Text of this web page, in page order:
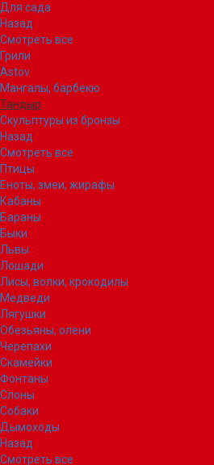
Для сада
Назад
Смотреть все
Грили
Astov
Мангалы, барбекю
Тандыр
Скульптуры из бронзы
Назад
Смотреть все
Птицы
Еноты, змеи, жирафы
Кабаны
Бараны
Быки
Львы
Лошади
Лисы, волки, крокодилы
Медведи
Лягушки
Обезьяны, олени
Черепахи
Скамейки
Фонтаны
Слоны
Собаки
Дымоходы
Назад
Смотреть все